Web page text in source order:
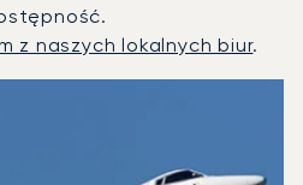
z naszych lokalnych biur.